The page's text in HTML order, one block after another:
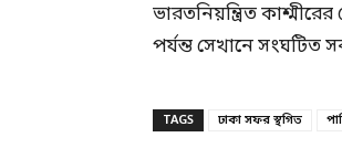
ভারতনিয়ন্ত্রিত
পর্যন্ত সেখানে সংঘটিত
TAGS ঢাকা সফর স্থগিত